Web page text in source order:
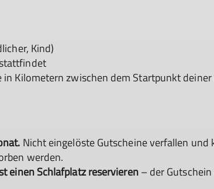
Kind)
Kilometern zwischen dem Startpunkt
Nicht eingelöste Gutscheine verfallen und
werden.
einen Schlafplatz reservieren– der Gutschein
© DAV